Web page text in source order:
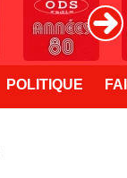
POLITIQUE